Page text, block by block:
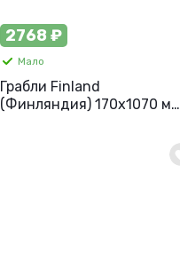
2768 ₽
Мало
Грабли Finland
(Финляндия) 170х1070 мм,